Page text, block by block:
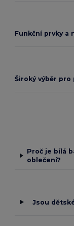
Funkční prvky a
Široký výběr
Proč je bílá
oblečení?
Jsou